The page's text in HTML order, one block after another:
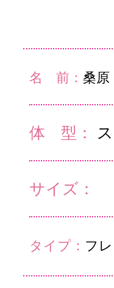
名 前： 桑原
サイズ：
体 型：
タイプ： フ